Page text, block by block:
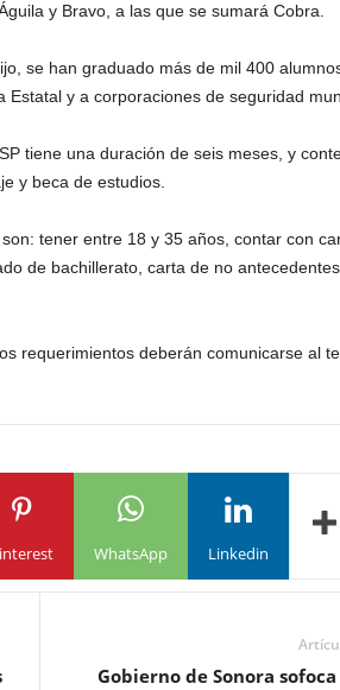
y Bravo, a las que se sumará Cobra.
se han graduado más de mil 400
y a corporaciones de seguridad
tiene una duración de seis meses, y
y beca de estudios.
tener entre 18 y 35 años, contar con
de bachillerato, carta de no
requerimientos deberán comunicarse al
WhatsApp Linkedin
Gobierno de Sonora